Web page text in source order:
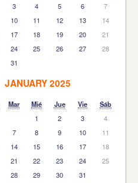
3 4 5 6
7
10 11 12 13
14
17 18 19 20
21
24 25 26 27
28
31
JANUARY 2025
Mar Mié Jue Vie
Sáb
1
2 3
4
7 8 9 10
11
14 15 16 17
18
21 22 23 24
25
28 29 30 31